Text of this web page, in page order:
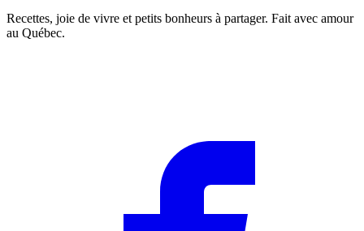
Recettes, joie de vivre et petits bonheurs à partager. Fait avec amour
au Québec.